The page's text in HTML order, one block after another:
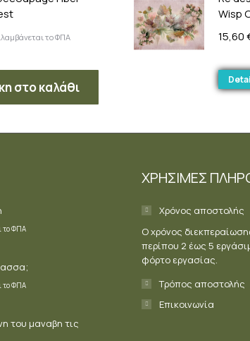
το ΦΠΑ
στο καλάθι
Wisp
15,60
το ΦΠΑ
το ΦΠΑ
του μαναβη τις
ΧΡΗΣΙΜΕΣ
Χρόνος αποστολής
Ο χρόνος
περίπου 2 έως 5
φόρτο εργασίας.
Τρόπος αποστολής
Επικοινωνία